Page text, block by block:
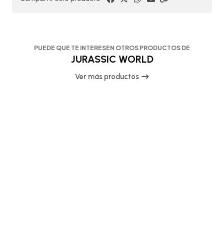
PUEDE QUE TE INTERESEN OTROS PRODUCTOS DE
JURASSIC WORLD
Ver más productos